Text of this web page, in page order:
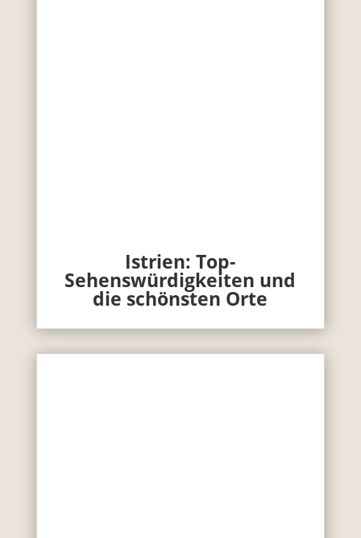
Istrien: Top-
Sehenswürdigkeiten und
die schönsten Orte